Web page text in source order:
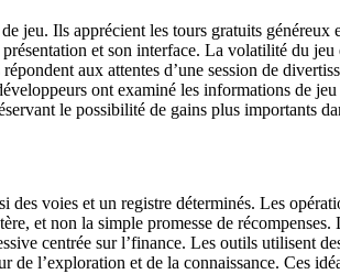
jeu. Ils apprécient les tours gratuits
et son interface. La volatilité du
aux attentes d’une session de
ont examiné les informations de
le possibilité de gains plus importants
voies et un registre déterminés. Les
et non la simple promesse de
centrée sur l’finance. Les outils utilisent
l’exploration et de la connaissance. Ces